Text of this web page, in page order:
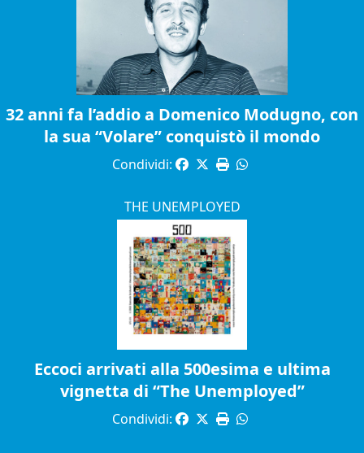
32 anni fa l’addio a Domenico Modugno, con
la sua “Volare” conquistò il mondo
Condividi:
THE UNEMPLOYED
Eccoci arrivati alla 500esima e ultima
vignetta di “The Unemployed”
Condividi: